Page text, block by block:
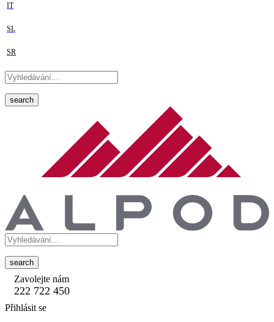
IT
SL
SR
search
search
Zavolejte nám
222 722 450
Přihlásit se